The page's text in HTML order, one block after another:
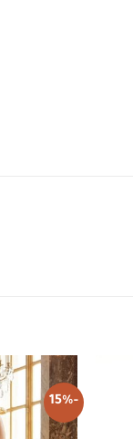
-15%